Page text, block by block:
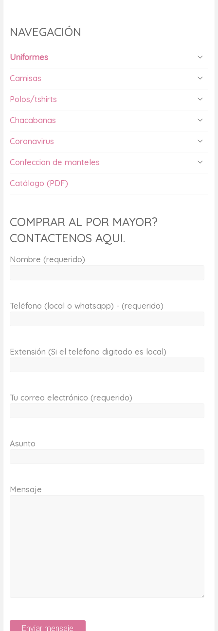
NAVEGACIÓN
Uniformes
Camisas
Polos/tshirts
Chacabanas
Coronavirus
Confeccion de manteles
Catálogo (PDF)
COMPRAR AL POR MAYOR?
CONTACTENOS AQUI.
Nombre (requerido)
Teléfono (local o whatsapp) - (requerido)
Extensión (Si el teléfono digitado es local)
Tu correo electrónico (requerido)
Asunto
Mensaje